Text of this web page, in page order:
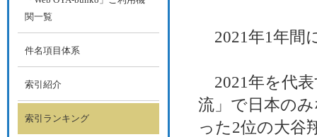
2021年1年間
2021年を代
流」で日本の
った2位の大谷
関一覧
件名項目体系
索引紹介
索引ランキング